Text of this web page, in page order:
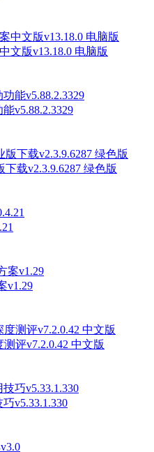
文版v13.18.0 电脑版
v5.88.2.3329
载v2.3.9.6287 绿色版
v1.29
评v7.2.0.42 中文版
v5.33.1.330